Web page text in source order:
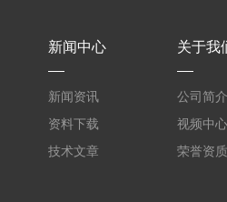
新闻中心
新闻资讯
资料下载
技术文章
关于我
公司简介
视频中心
荣誉资质